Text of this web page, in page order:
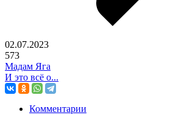
02.07.2023
573
Мадам Яга
И это всё о...
Комментарии